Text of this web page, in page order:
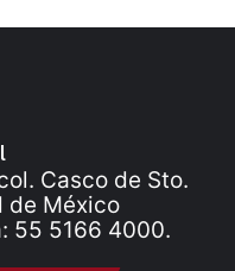
Casco de Sto.
de México
55 5166 4000.